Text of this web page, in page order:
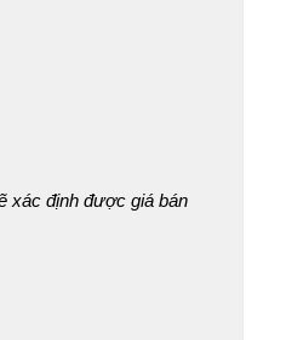
xác định được giá bán